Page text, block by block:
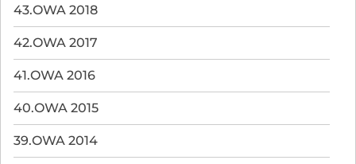
43.OWA 2018
42.OWA 2017
41.OWA 2016
40.OWA 2015
39.OWA 2014